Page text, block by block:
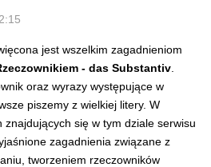
jest wszelkim zagadnieniom
- das Substantiv.
oraz wyrazy występujące w
piszemy z wielkiej litery. W
znajdujących się w tym dziale serwisu
zagadnienia związane z
tworzeniem rzeczowników